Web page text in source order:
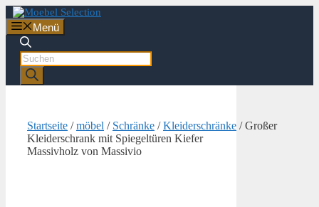
Zum
Inhalt
springen
Menü
Products
search
Startseite /möbel / Schränke /Kleiderschränke / Großer
Kleiderschrank mit Spiegeltüren Kiefer
Massivholz von Massivio